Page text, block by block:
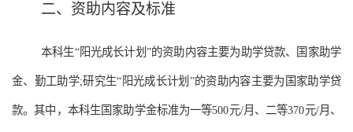
二、资助内容及标准
本科生“阳光成长计划”的资助内容主要为助学贷款、国家助学
金、勤工助学;研究生“阳光成长计划”的资助内容主要为国家助学贷
款。其中，本科生国家助学金标准为一等500元/月、二等370元/月、